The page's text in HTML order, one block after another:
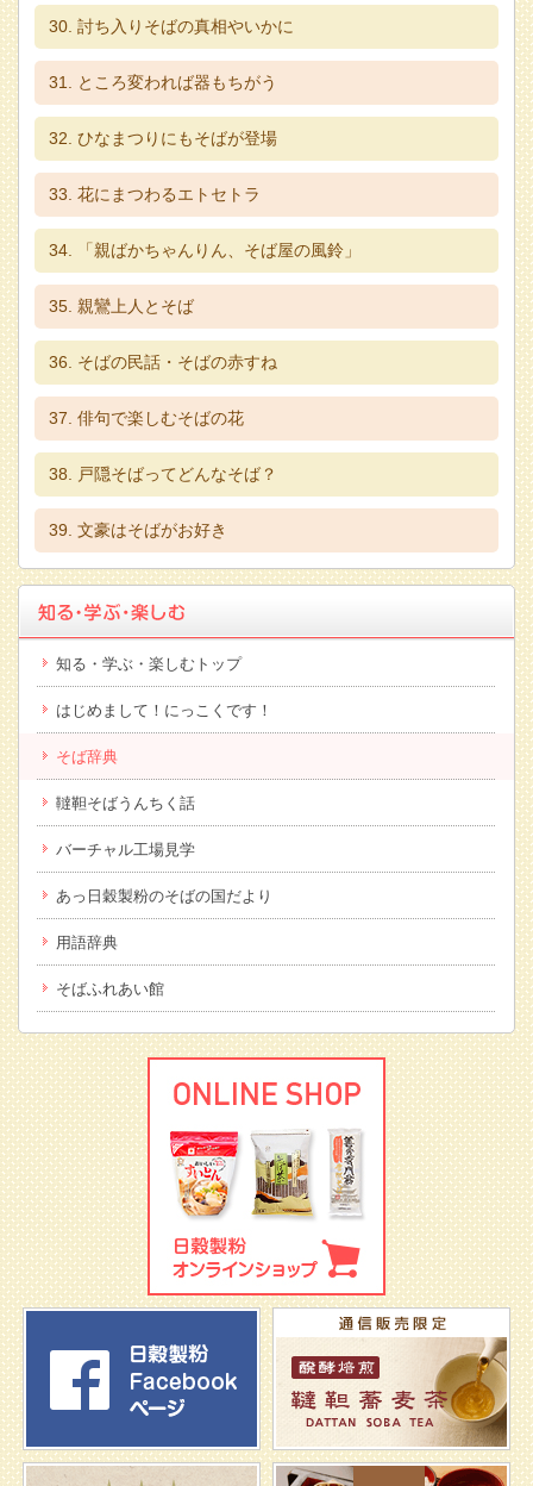
討ち入りそばの真相やいかに
ところ変われば器もちがう
ひなまつりにもそばが登場
花にまつわるエトセトラ
「親ばかちゃんりん、そば屋の風鈴」
親鸞上人とそば
そばの民話・そばの赤すね
俳句で楽しむそばの花
戸隠そばってどんなそば？
文豪はそばがお好き
知る・学ぶ・楽しむトップ
はじめまして！にっこくです！
そば辞典
韃靼そばうんちく話
バーチャル工場見学
あっ日穀製粉のそばの国だより
用語辞典
そばふれあい館